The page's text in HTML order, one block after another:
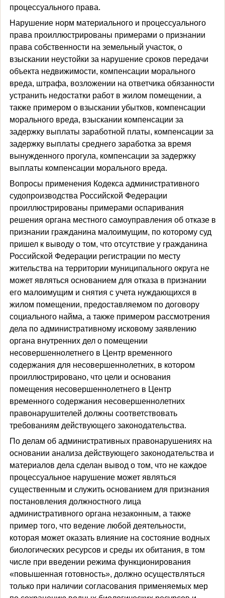
процессуального права.
Нарушение норм материального и процессуального
права проиллюстрированы примерами о признании
права собственности на земельный участок, о
взыскании неустойки за нарушение сроков передачи
объекта недвижимости, компенсации морального
вреда, штрафа, возложении на ответчика обязанности
устранить недостатки работ в жилом помещении, а
также примером о взыскании убытков, компенсации
морального вреда, взыскании компенсации за
задержку выплаты заработной платы, компенсации за
задержку выплаты среднего заработка за время
вынужденного прогула, компенсации за задержку
выплаты компенсации морального вреда.
Вопросы применения Кодекса административного
судопроизводства Российской Федерации
проиллюстрированы примерами оспаривания
решения органа местного самоуправления об отказе в
признании гражданина малоимущим, по которому суд
пришел к выводу о том, что отсутствие у гражданина
Российской Федерации регистрации по месту
жительства на территории муниципального округа не
может являться основанием для отказа в признании
его малоимущим и снятия с учета нуждающихся в
жилом помещении, предоставляемом по договору
социального найма, а также примером рассмотрения
дела по административному исковому заявлению
органа внутренних дел о помещении
несовершеннолетнего в Центр временного
содержания для несовершеннолетних, в котором
проиллюстрировано, что цели и основания
помещения несовершеннолетнего в Центр
временного содержания несовершеннолетних
правонарушителей должны соответствовать
требованиям действующего законодательства.
По делам об административных правонарушениях на
основании анализа действующего законодательства и
материалов дела сделан вывод о том, что не каждое
процессуальное нарушение может являться
существенным и служить основанием для признания
постановления должностного лица
административного органа незаконным, а также
пример того, что ведение любой деятельности,
которая может оказать влияние на состояние водных
биологических ресурсов и среды их обитания, в том
числе при введении режима функционирования
«повышенная готовность», должно осуществляться
только при наличии согласования применяемых мер